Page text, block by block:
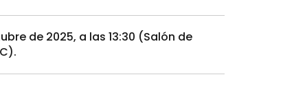
de 2025, a las 13:30 (Salón de